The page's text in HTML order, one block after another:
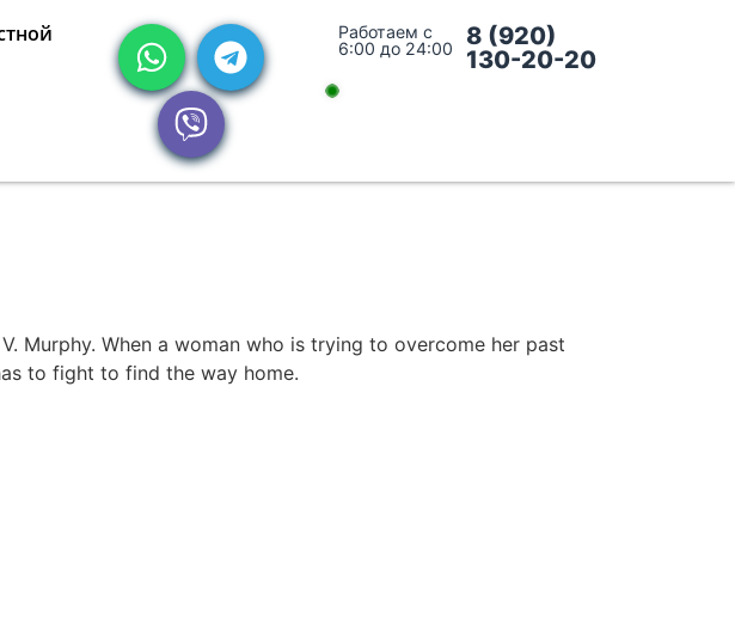
Работаем с
6:00 до 24:00
8 (920)
130-20-20
Murphy. When a woman who is trying to overcome her past
to fight to find the way home.